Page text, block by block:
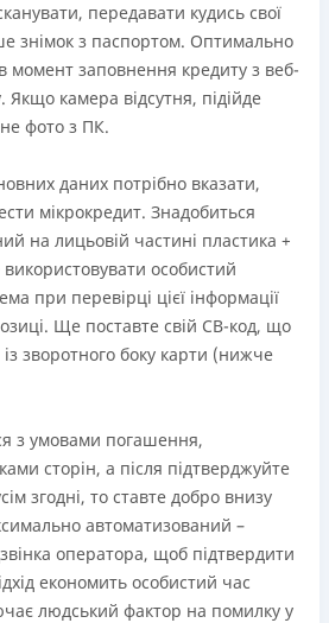
передавати кудись свої
знімок з паспортом. Оптимально
момент заповнення кредиту з веб-
камера відсутня, підійде
фото з ПК.
даних потрібно вказати,
мікрокредит. Знадобиться
на лицьовій частині пластика +
особистий
при перевірці цієї інформації
Ще поставте свій СВ-код, що
зворотного боку карти (нижче
з умовами погашення,
сторін, а після підтверджуйте
згодні, то ставте добро внизу
автоматизований –
оператора, щоб підтвердити
економить особистий час
людський фактор на помилку у